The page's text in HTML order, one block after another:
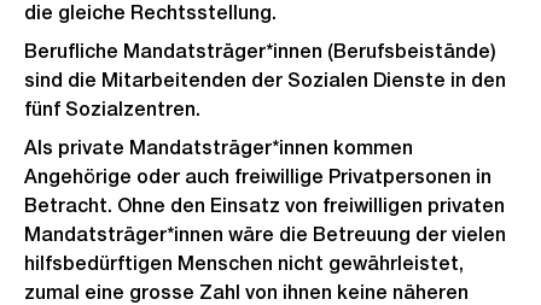
die gleiche Rechtsstellung.
Berufliche Mandatsträger*innen (Berufsbeistände)
sind die Mitarbeitenden der Sozialen Dienste in den
fünf Sozialzentren.
Als private Mandatsträger*innen kommen
Angehörige oder auch freiwillige Privatpersonen in
Betracht. Ohne den Einsatz von freiwilligen privaten
Mandatsträger*innen wäre die Betreuung der vielen
hilfsbedürftigen Menschen nicht gewährleistet,
zumal eine grosse Zahl von ihnen keine näheren